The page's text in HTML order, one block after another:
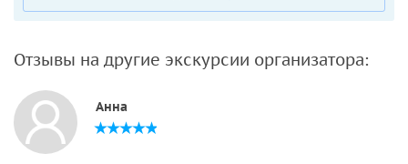
Отзывы на другие экскурсии организатора:
Анна